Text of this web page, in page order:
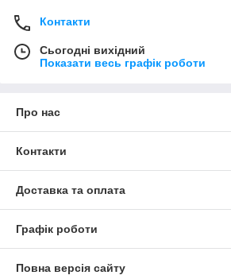
Контакти
Сьогодні вихідний
Показати весь графік роботи
Про нас
Контакти
Доставка та оплата
Графік роботи
Повна версія сайту